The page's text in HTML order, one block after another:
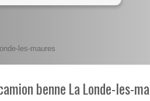
les-maures
benne La Londe-les-